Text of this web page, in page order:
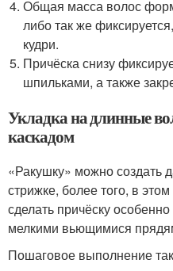
Общая масса волос
либо так же
кудри.
Причёска снизу
шпильками, а также
Укладка на длинные
каскадом
«Ракушку» можно создать
стрижке, более того, в
сделать причёску
мелкими вьющимися
Пошаговое выполнение